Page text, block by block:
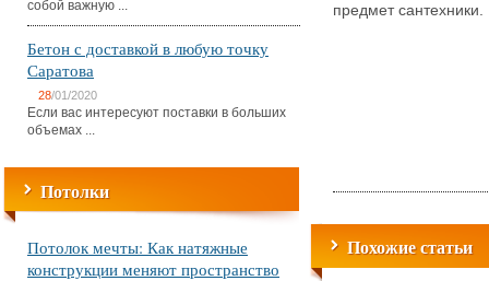
собой важную ...
Бетон с доставкой в любую точку
Саратова
28/01/2020
Если вас интересуют поставки в больших
объемах ...
Потолки
Потолок мечты: Как натяжные
конструкции меняют пространство
предмет сантехники.
Похожие статьи